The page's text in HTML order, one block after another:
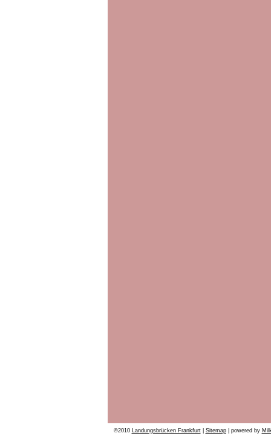
©2010 Landungsbrücken Frankfurt| Sitemap| powered by